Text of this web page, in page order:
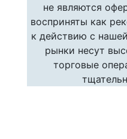
не являются
восприняты как
к действию с
рынки несут
торговые